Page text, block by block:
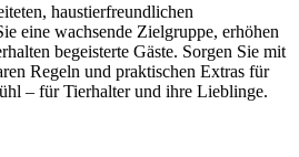
haustierfreundlichen
eine wachsende Zielgruppe, erhöhen
begeisterte Gäste. Sorgen Sie mit
Regeln und praktischen Extras für
– für Tierhalter und ihre Lieblinge.